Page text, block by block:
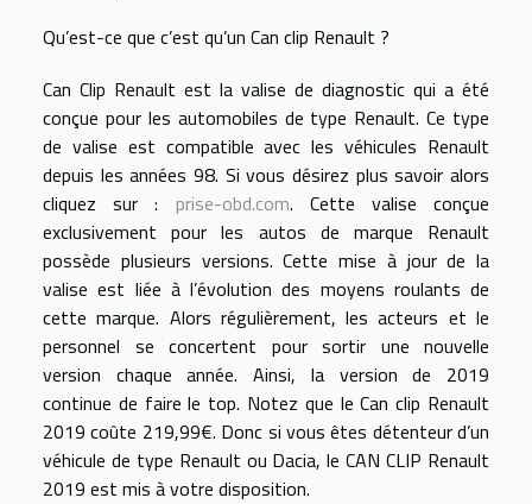
Qu’est-ce que c’est qu’un Can clip Renault ?
Can Clip Renault est la valise de diagnostic qui a été
conçue pour les automobiles de type Renault. Ce type
de valise est compatible avec les véhicules Renault
depuis les années 98. Si vous désirez plus savoir alors
cliquez sur : prise-obd.com. Cette valise conçue
exclusivement pour les autos de marque Renault
possède plusieurs versions. Cette mise à jour de la
valise est liée à l’évolution des moyens roulants de
cette marque. Alors régulièrement, les acteurs et le
personnel se concertent pour sortir une nouvelle
version chaque année. Ainsi, la version de 2019
continue de faire le top. Notez que le Can clip Renault
2019 coûte 219,99€. Donc si vous êtes détenteur d’un
véhicule de type Renault ou Dacia, le CAN CLIP Renault
2019 est mis à votre disposition.